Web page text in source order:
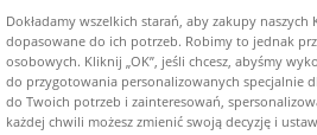
Dokładamy wszelkich starań, aby zakupy
dopasowane do ich potrzeb. Robimy to jednak
osobowych. Kliknij „OK”, jeśli chcesz, abyśmy
do przygotowania personalizowanych specjalnie
do Twoich potrzeb i zainteresowań,
każdej chwili możesz zmienić swoją decyzję i